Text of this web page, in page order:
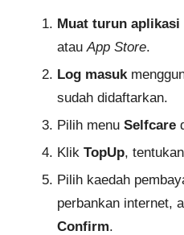
Muat turun aplikasi
atau App Store.
Log masuk
sudah didaftarkan.
Pilih menu Selfcare
Klik TopUp,
Pilih kaedah
perbankan internet,
Confirm.